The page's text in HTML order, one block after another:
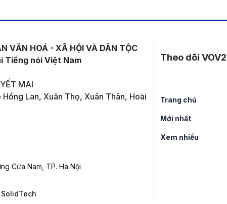
VĂN HOÁ - XÃ HỘI VÀ DÂN TỘC
Tiếng nói Việt Nam
MAI
Lan, Xuân Thọ, Xuân Thân, Hoài
Cửa Nam, TP. Hà Nội
Mạng
Theo dõi
Trang chủ
Mới nhất
Xem nhiều